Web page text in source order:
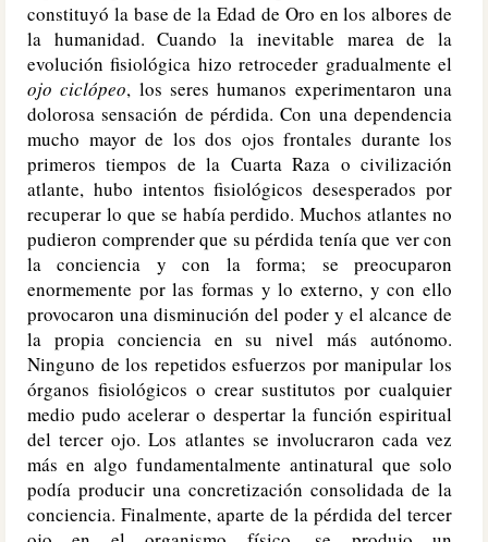
constituyó la base de la Edad de Oro en los albores de
la humanidad. Cuando la inevitable marea de la
evolución fisiológica hizo retroceder gradualmente el
ojo ciclópeo, los seres humanos experimentaron una
dolorosa sensación de pérdida. Con una dependencia
mucho mayor de los dos ojos frontales durante los
primeros tiempos de la Cuarta Raza o civilización
atlante, hubo intentos fisiológicos desesperados por
recuperar lo que se había perdido. Muchos atlantes no
pudieron comprender que su pérdida tenía que ver con
la conciencia y con la forma; se preocuparon
enormemente por las formas y lo externo, y con ello
provocaron una disminución del poder y el alcance de
la propia conciencia en su nivel más autónomo.
Ninguno de los repetidos esfuerzos por manipular los
órganos fisiológicos o crear sustitutos por cualquier
medio pudo acelerar o despertar la función espiritual
del tercer ojo. Los atlantes se involucraron cada vez
más en algo fundamentalmente antinatural que solo
podía producir una concretización consolidada de la
conciencia. Finalmente, aparte de la pérdida del tercer